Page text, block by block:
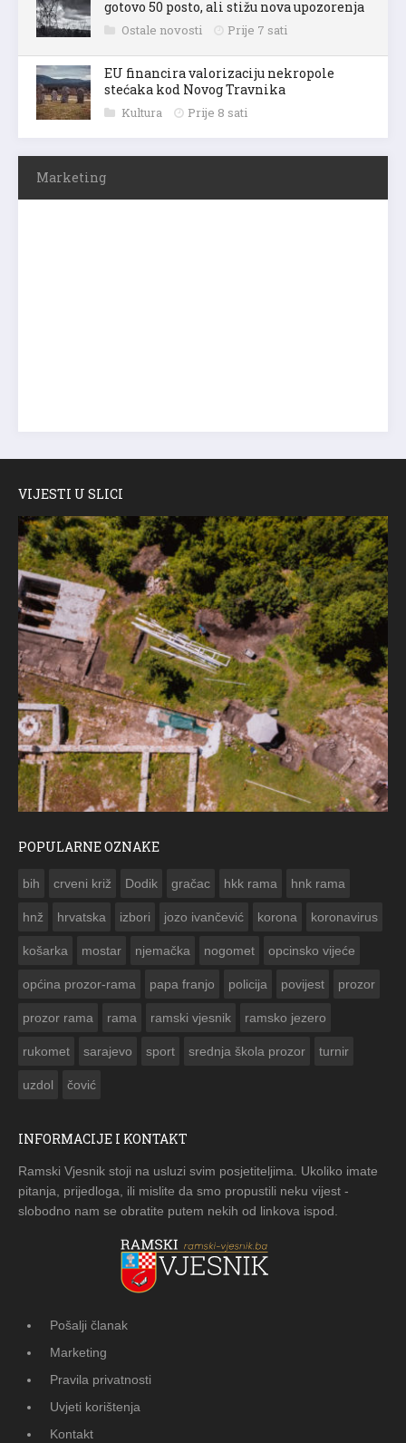
gotovo 50 posto, ali stižu nova upozorenja
Ostale novosti Prije 7 sati
EU financira valorizaciju nekropole
stećaka kod Novog Travnika
Kultura Prije 8 sati
Marketing
VIJESTI U SLICI
POPULARNE OZNAKE
bih crveni križ Dodik gračac hkk rama hnk rama
hnž hrvatska izbori jozo ivančević korona koronavirus
košarka mostar njemačka nogomet opcinsko vijeće
općina prozor-rama papa franjo policija povijest prozor
prozor rama rama ramski vjesnik ramsko jezero
rukomet sarajevo sport srednja škola prozor turnir
uzdol čović
INFORMACIJE I KONTAKT
Ramski Vjesnik stoji na usluzi svim posjetiteljima. Ukoliko imate
pitanja, prijedloga, ili mislite da smo propustili neku vijest -
slobodno nam se obratite putem nekih od linkova ispod.
Pošalji članak
Marketing
Pravila privatnosti
Uvjeti korištenja
Kontakt